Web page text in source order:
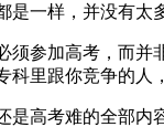
是一样，并没有太
须参加高考，而并
科里跟你竞争的人
是高考难的全部内